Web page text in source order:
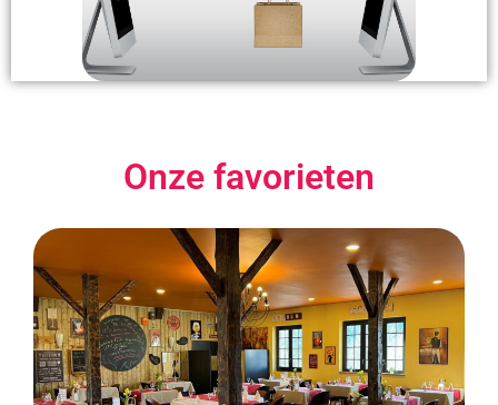
Onze favorieten